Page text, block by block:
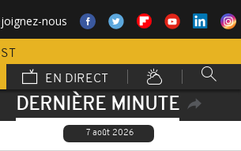
nous
EN DIRECT
DERNIÈRE MINUTE
7 août 2026